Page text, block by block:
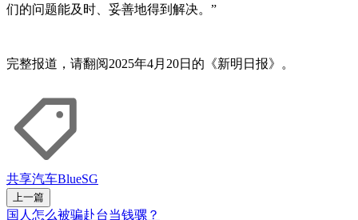
们的问题能及时、妥善地得到解决。”
完整报道，请翻阅2025年4月20日的《新明日报》。
共享汽车BlueSG
上一篇
国人怎么被骗赴台当钱骡？